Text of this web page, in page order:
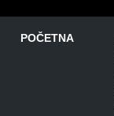
POČETNA